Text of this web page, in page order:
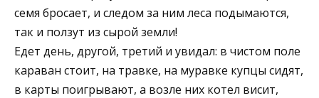
семя бросает, и следом за ним леса подымаются,
так и ползут из сырой земли!
Едет день, другой, третий и увидал: в чистом поле
караван стоит, на травке, на муравке купцы сидят,
в карты поигрывают, а возле них котел висит,